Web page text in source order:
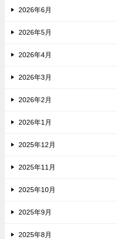
2026年6月
2026年5月
2026年4月
2026年3月
2026年2月
2026年1月
2025年12月
2025年11月
2025年10月
2025年9月
2025年8月